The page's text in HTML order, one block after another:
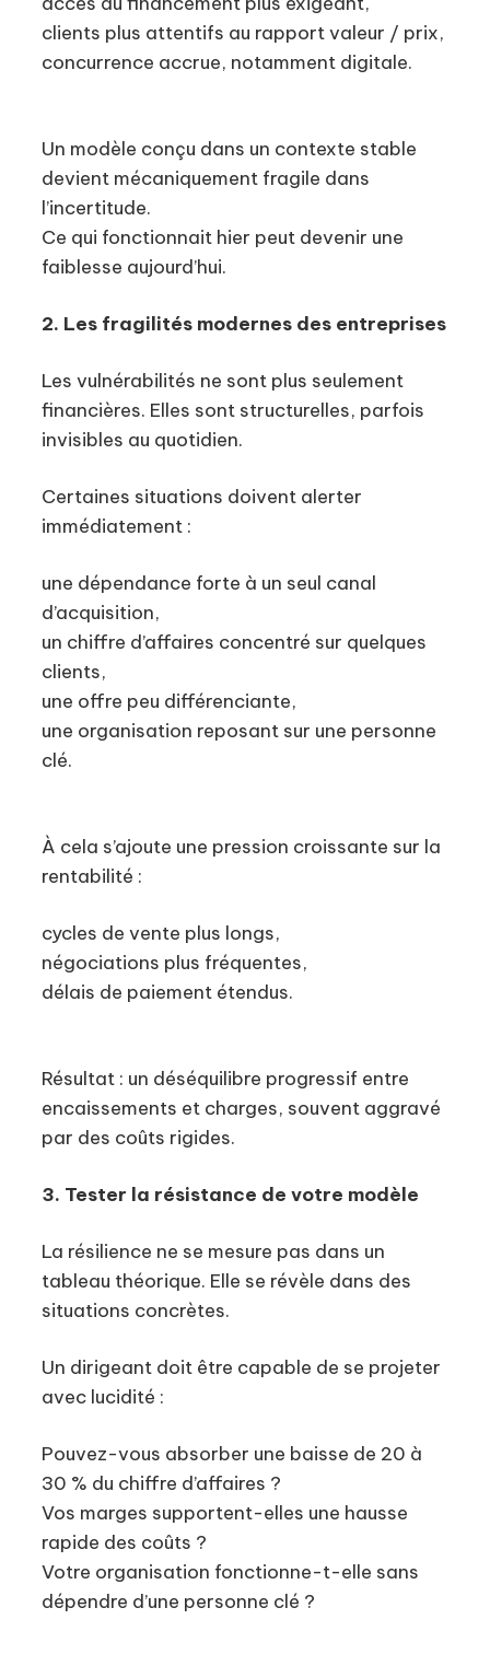
clients plus attentifs au rapport valeur / prix,
concurrence accrue, notamment digitale.
Un modèle conçu dans un contexte stable
devient mécaniquement fragile dans
l’incertitude.
Ce qui fonctionnait hier peut devenir une
faiblesse aujourd’hui.
2. Les fragilités modernes des entreprises
Les vulnérabilités ne sont plus seulement
financières. Elles sont structurelles, parfois
invisibles au quotidien.
Certaines situations doivent alerter
immédiatement :
une dépendance forte à un seul canal
d’acquisition,
un chiffre d’affaires concentré sur quelques
clients,
une offre peu différenciante,
une organisation reposant sur une personne
clé.
À cela s’ajoute une pression croissante sur la
rentabilité :
cycles de vente plus longs,
négociations plus fréquentes,
délais de paiement étendus.
Résultat : un déséquilibre progressif entre
encaissements et charges, souvent aggravé
par des coûts rigides.
3. Tester la résistance de votre modèle
La résilience ne se mesure pas dans un
tableau théorique. Elle se révèle dans des
situations concrètes.
Un dirigeant doit être capable de se projeter
avec lucidité :
Pouvez-vous absorber une baisse de 20 à
30 % du chiffre d’affaires ?
Vos marges supportent-elles une hausse
rapide des coûts ?
Votre organisation fonctionne-t-elle sans
dépendre d’une personne clé ?